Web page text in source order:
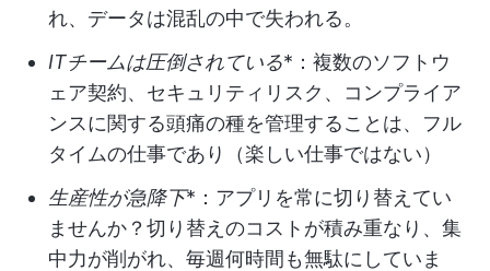
れ、データは混乱の中で失われる。
ITチームは圧倒されている*：複数のソフトウ
ェア契約、セキュリティリスク、コンプライア
ンスに関する頭痛の種を管理することは、フル
タイムの仕事であり（楽しい仕事ではない）
生産性が急降下*：アプリを常に切り替えてい
ませんか？切り替えのコストが積み重なり、集
中力が削がれ、毎週何時間も無駄にしていま